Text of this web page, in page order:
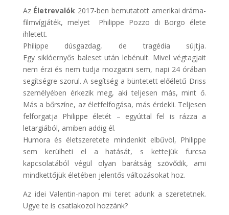
Az Életrevalók 2017-ben bemutatott amerikai dráma-
filmvígjáték, melyet Philippe Pozzo di Borgo élete
ihletett.
Philippe dúsgazdag, de tragédia sújtja.
Egy siklóernyős baleset után lebénult. Mivel végtagjait
nem érzi és nem tudja mozgatni sem, napi 24 órában
segítségre szorul. A segítség a büntetett előéletű Driss
személyében érkezik meg, aki teljesen más, mint ő.
Más a bőrszíne, az életfelfogása, más érdekli. Teljesen
felforgatja Philippe életét – egyúttal fel is rázza a
letargiából, amiben addig él.
Humora és életszeretete mindenkit elbűvöl, Philippe
sem kerülheti el a hatását, s kettejük furcsa
kapcsolatából végül olyan barátság szövődik, ami
mindkettőjük életében jelentős változásokat hoz.
Az idei Valentin-napon mi teret adunk a szeretetnek.
Ugye te is csatlakozol hozzánk?